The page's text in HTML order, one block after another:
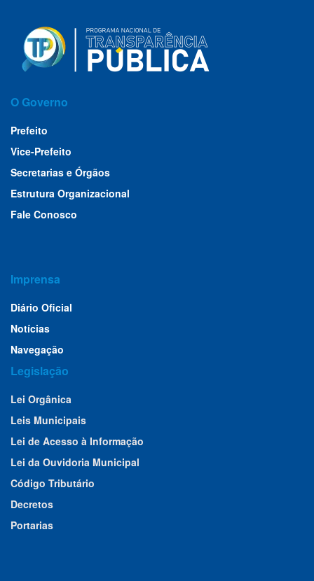
O Governo
Prefeito
Vice-Prefeito
Secretarias e Órgãos
Estrutura Organizacional
Fale Conosco
Imprensa
Diário Oficial
Notícias
Navegação
Legislação
Lei Orgânica
Leis Municipais
Lei de Acesso à Informação
Lei da Ouvidoria Municipal
Código Tributário
Decretos
Portarias